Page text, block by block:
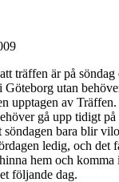
träffen är på
utan
upptagen av
gå upp tidigt
söndagen bara blir
ledig, och det
hem och
följande dag.